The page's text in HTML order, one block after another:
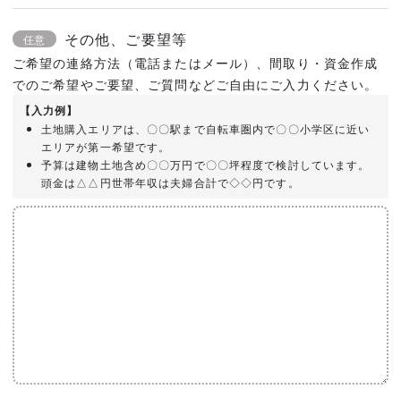
任意 その他、ご要望等
ご希望の連絡方法（電話またはメール）、間取り・資金作成
でのご希望やご要望、ご質問などご自由にご入力ください。
【入力例】
土地購入エリアは、〇〇駅まで自転車圏内で〇〇小学区に近い
エリアが第一希望です。
予算は建物土地含め〇〇万円で〇〇坪程度で検討しています。
頭金は△△円世帯年収は夫婦合計で◇◇円です。